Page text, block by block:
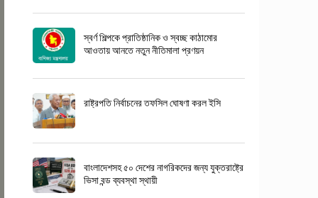
স্বর্ণ শিল্পকে প্রাতিষ্ঠানিক ও স্বচ্ছ কাঠামোর
আওতায় আনতে নতুন নীতিমালা প্রণয়ন
রাষ্ট্রপতি নির্বাচনের তফসিল ঘোষণা করল ইসি
বাংলাদেশসহ ৫০ দেশের নাগরিকদের জন্য যুক্তরাষ্ট্রে
ভিসা বন্ড ব্যবস্থা স্থায়ী